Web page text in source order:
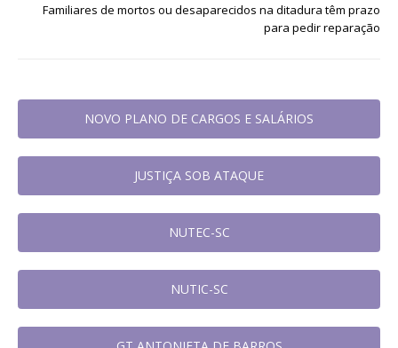
Familiares de mortos ou desaparecidos na ditadura têm prazo
para pedir reparação
NOVO PLANO DE CARGOS E SALÁRIOS
JUSTIÇA SOB ATAQUE
NUTEC-SC
NUTIC-SC